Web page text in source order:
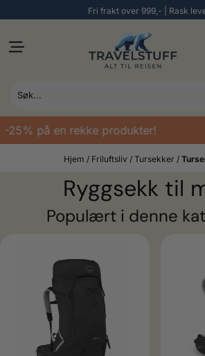
Fri frakt over 999,- | Rask
25% på en rekke produkter!
Hjem / Friluftsliv / Tursekker /
Ryggsekk til
Populært i denne